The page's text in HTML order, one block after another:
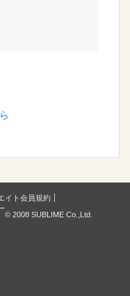
イト会員規約
© 2008 SUBLIME Co.,Ltd.